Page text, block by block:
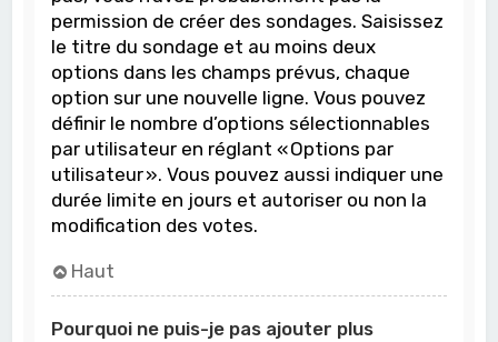
permission de créer des sondages. Saisissez
le titre du sondage et au moins deux
options dans les champs prévus, chaque
option sur une nouvelle ligne. Vous pouvez
définir le nombre d’options sélectionnables
par utilisateur en réglant « Options par
utilisateur ». Vous pouvez aussi indiquer une
durée limite en jours et autoriser ou non la
modification des votes.
Haut
Pourquoi ne puis-je pas ajouter plus